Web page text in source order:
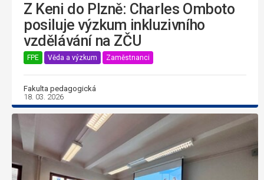
Z Keni do Plzně: Charles Omboto
posiluje výzkum inkluzivního
vzdělávání na ZČU
FPE Věda a výzkum Zaměstnanci
Fakulta pedagogická
18. 03. 2026